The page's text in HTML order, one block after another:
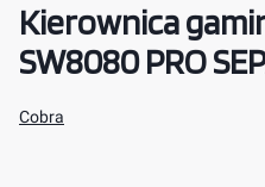
Kierownica
SW8080 PRO
Cobra